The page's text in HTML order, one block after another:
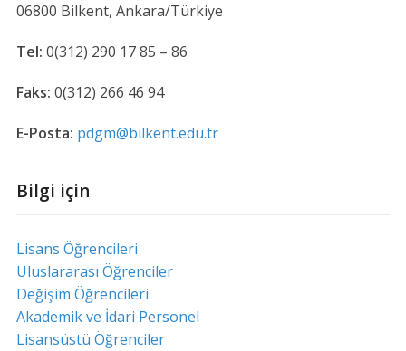
06800 Bilkent, Ankara/Türkiye
Tel: 0(312) 290 17 85 – 86
Faks: 0(312) 266 46 94
E-Posta: pdgm@bilkent.edu.tr
Bilgi için
Lisans Öğrencileri
Uluslararası Öğrenciler
Değişim Öğrencileri
Akademik ve İdari Personel
Lisansüstü Öğrenciler